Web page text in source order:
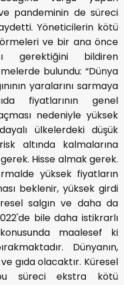
pandeminin de süreci
Yöneticilerin kötü
ve bir ana önce
gerektiğini bildiren
bulundu: “Dünya
yaralarını sarmaya
fiyatlarının genel
nedeniyle yüksek
ülkelerdeki düşük
altında kalmalarına
Hisse almak gerek.
yüksek fiyatların
beklenir, yüksek girdi
salgın ve daha da
bile daha istikrarlı
maalesef ki
Dünyanın,
gıda olacaktır. Küresel
süreci ekstra kötü